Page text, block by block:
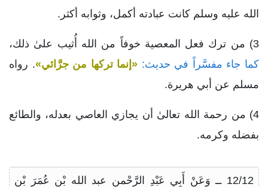
الله عليه وسلم كانت عبادته أكمل، وثوابه أكثر.
3) من ترك فعل المعصية خوفاً من الله أُثيب علىٰ ذلك،
كما جاء مفسَّراً في حديث: «إنما تركها من جرَّائي». رواه
مسلم عن أبي هريرة.
4) من رحمة الله تعالىٰ أن يجازي العاصي بعدله، والطائع
بفضله وكرمه.
12/12 ــ وَعَنْ أَبِي عَبْدِ الرَّحْمن عبد الله بْنِ عُمَرَ بْنِ